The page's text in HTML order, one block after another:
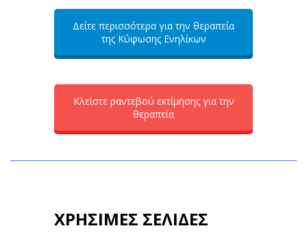
Δείτε περισσότερα για την θεραπεία
της Κύφωσης Ενηλίκων
Κλείστε ραντεβού εκτίμησης για την
θεραπεία
ΧΡΗΣΙΜΕΣ ΣΕΛΙΔΕΣ